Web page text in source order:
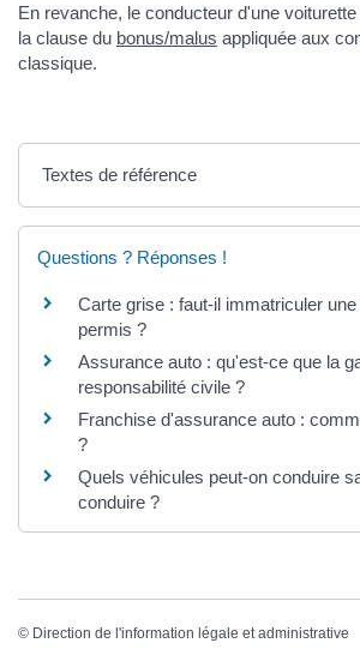
En revanche, le conducteur d'une
la clause du bonus/malus appliquée aux
classique.
Textes de référence
Questions ? Réponses !
Carte grise : faut-il immatriculer
permis ?
Assurance auto : qu'est-ce que la
responsabilité civile ?
Franchise d'assurance auto :
?
Quels véhicules peut-on conduire
conduire ?
© Direction de l'information légale et administrative